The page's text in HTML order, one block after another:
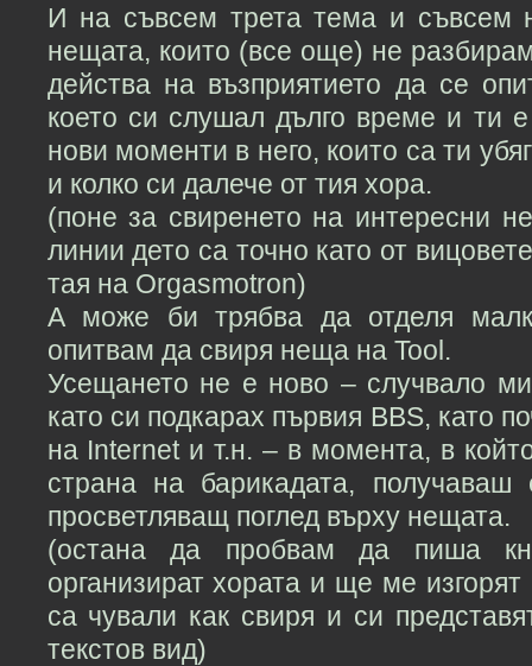
И на съвсем трета тема и съвсем
нещата, които (все още) не
действа на възприятието да се
което си слушал дълго време и ти
нови моменти в него, които са ти
и колко си далече от тия хора.
(поне за свиренето на интересни
линии дето са точно като от
тая на Orgasmotron)
А може би трябва да отделя
опитвам да свиря неща на Tool.
Усещането не е ново – случвало
като си подкарах първия BBS, като
на Internet и т.н. – в момента, в
страна на барикадата,
просветляващ поглед върху нещата.
(остана да пробвам да пиша
организират хората и ще ме
са чували как свиря и си
текстов вид)